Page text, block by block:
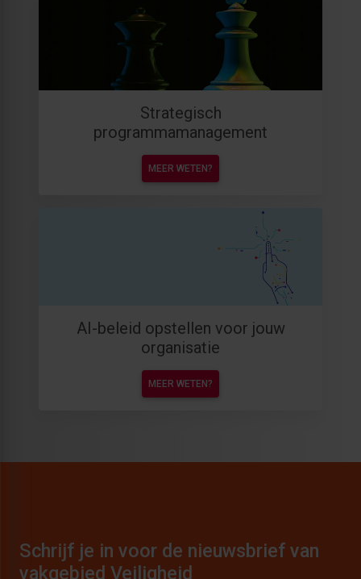
Strategisch
programmamanagement
MEER WETEN?
AI-beleid opstellen voor jouw
organisatie
MEER WETEN?
Schrijf je in voor de nieuwsbrief van
vakgebied Veiligheid